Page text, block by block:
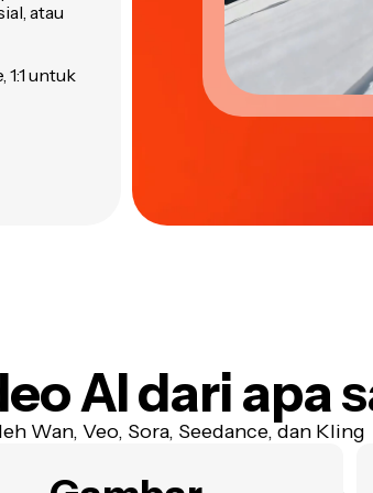
atau
1:1 untuk
AI dari apa
Wan, Veo, Sora, Seedance, dan Kling